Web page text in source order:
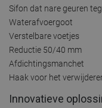
Sifon dat nare geuren
Waterafvoergoot
Verstelbare voetjes
Reductie 50/40 mm
Afdichtingsmanchet
Haak voor het
Innovatieve